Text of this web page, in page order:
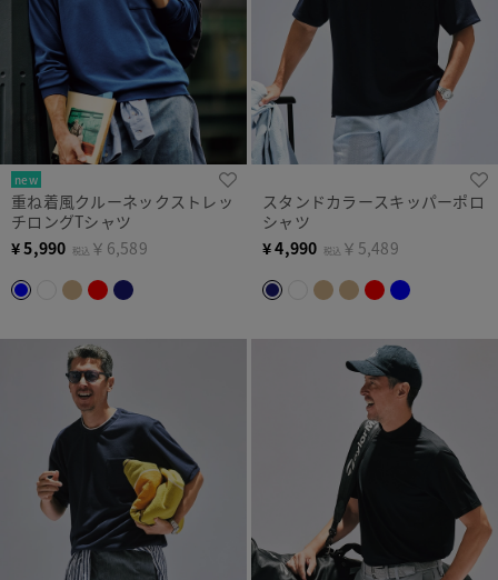
new
重ね着風クルーネックストレッ
チロングTシャツ
¥5,990 税込 ￥6,589
スタンドカラースキッパーポロ
シャツ
¥4,990 税込 ￥5,489